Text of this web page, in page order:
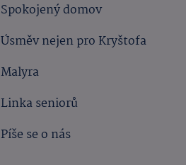
Spokojený domov
Úsměv nejen pro Kryštofa
Malyra
Linka seniorů
Píše se o nás